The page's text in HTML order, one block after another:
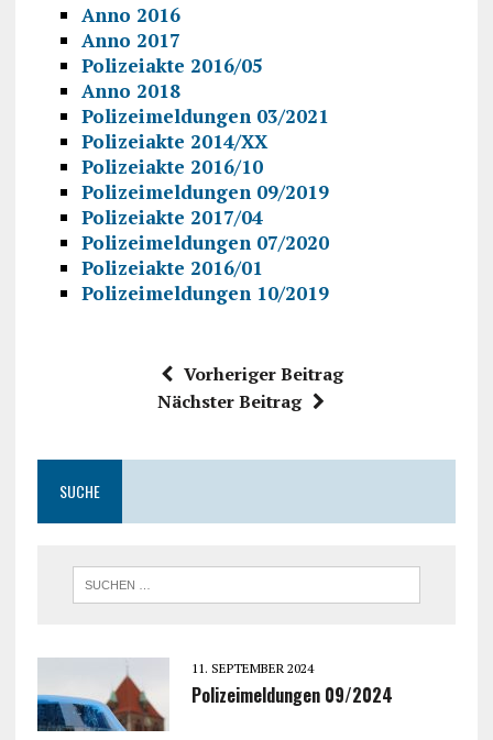
Anno 2016
Anno 2017
Polizeiakte 2016/05
Anno 2018
Polizeimeldungen 03/2021
Polizeiakte 2014/XX
Polizeiakte 2016/10
Polizeimeldungen 09/2019
Polizeiakte 2017/04
Polizeimeldungen 07/2020
Polizeiakte 2016/01
Polizeimeldungen 10/2019
Vorheriger Beitrag
Nächster Beitrag
SUCHE
11. SEPTEMBER 2024
Polizeimeldungen 09/2024